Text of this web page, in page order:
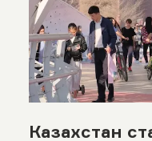
Казахстан